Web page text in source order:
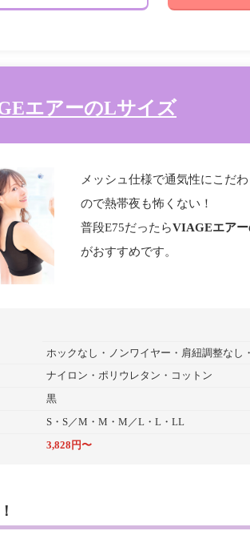
エアーのLサイズ
メッシュ仕様で通気性にこだ
ので熱帯夜も怖くない！
普段E75だったらVIAGEエア
がおすすめです。
ホックなし ノンワイヤー 肩紐調整なし
ナイロン ポリウレタン
コットン
黒
S・S／M・M・M／L・L・LL
3,828円〜